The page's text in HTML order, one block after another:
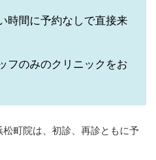
時間に予約なしで直接来
フのみのクリニックをお
町院は、初診、再診ともに予